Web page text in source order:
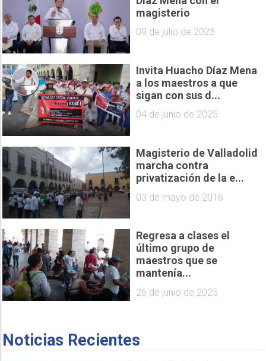
magisterio
09 de julio de 2025
Invita Huacho Díaz Mena
a los maestros a que
sigan con sus d...
04 de junio de 2025
Magisterio de Valladolid
marcha contra
privatización de la e...
03 de mayo de 2016
Regresa a clases el
último grupo de
maestros que se
mantenía...
26 de junio de 2025
Noticias Recientes